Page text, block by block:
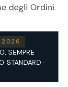
degli Ordini.
2026
SEMPRE·
STANDARD ·